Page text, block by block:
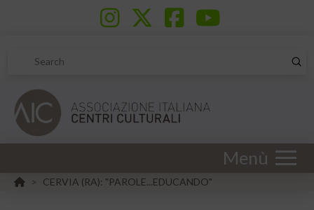
Search
Menù
HOME
> CERVIA (RA): "PAROLE...EDUCANDO"